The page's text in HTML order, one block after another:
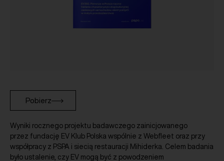
Pobierz
Wyniki rocznego projektu badawczego zainicjowanego
przez fundację EV Klub Polska wspólnie z Webfleet oraz przy
współpracy z PSPA i siecią restauracji Mihiderka. Celem badania
było ustalenie, czy EV mogą być z powodzeniem